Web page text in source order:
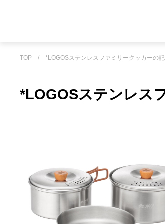
TOP / *LOGOSステンレスファミリークッカーの
*LOGOSステンレス